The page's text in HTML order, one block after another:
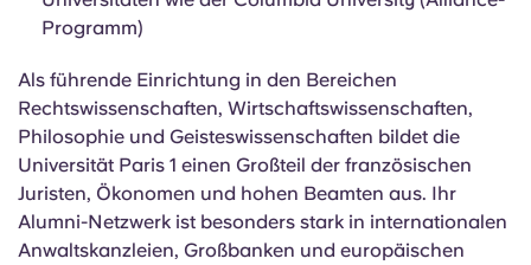
Wirtschaftswissenschaften
Partnerhochschulen sowie Programme mit
Universitäten wie der Columbia University (Alliance-
Programm)
Als führende Einrichtung in den Bereichen
Rechtswissenschaften, Wirtschaftswissenschaften,
Philosophie und Geisteswissenschaften bildet die